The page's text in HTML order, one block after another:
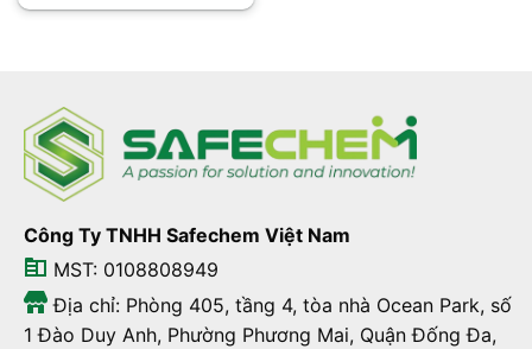
Công Ty TNHH Safechem Việt Nam
MST: 0108808949
Địa chỉ: Phòng 405, tầng 4, tòa nhà Ocean Park, số
1 Đào Duy Anh, Phường Phương Mai, Quận Đống Đa,